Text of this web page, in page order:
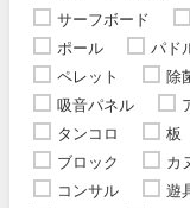
サーフボード
ポール
パド
ペレット
除
吸音パネル
タンコロ
板
ブロック
カ
コンサル
遊